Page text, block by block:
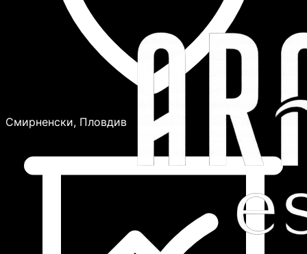
Смирненски, Пловдив